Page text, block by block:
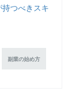
持つべきスキ
副業の始め方